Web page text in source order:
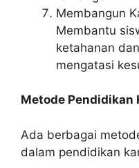
Membangun
Membantu
ketahanan
mengatasi
Metode Pendidikan
Ada berbagai
dalam pendidikan